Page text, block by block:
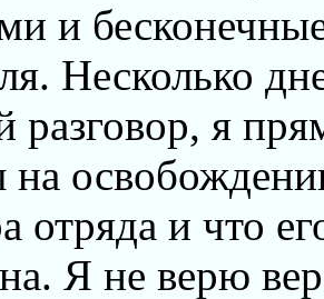
и
Несколько
разговор, я
на
отряда и что
Я не верю